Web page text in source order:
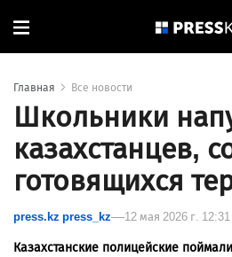
Главная Все новости
Школьники
казахстанцев,
готовящихся
press.kz press_kz 12 мая 2026 г. 12:31
Казахстанские полицейские